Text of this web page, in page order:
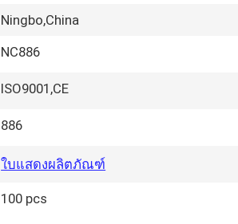
Ningbo,China
NC886
ISO9001,CE
886
ใบแสดงผลิตภัณฑ์
100 pcs